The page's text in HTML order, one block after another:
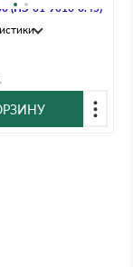
(ПЭ-01-9010-0.45)